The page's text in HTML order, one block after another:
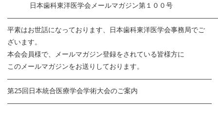
日本歯科東洋医学会メールマガジン第１００号
平素はお世話になっております、日本歯科東洋医学会事務局でご
ざいます。
本会会員様で、メールマガジン登録をされている皆様方に
このメールマガジンをお送りしております。
――――――――――――――――――――――――――――――
第25回日本統合医療学会学術大会のご案内
――――――――――――――――――――――――――――――